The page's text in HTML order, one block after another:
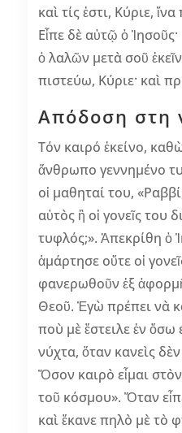
καὶ τίς ἐστι, Κύριε,
Εἶπε δὲ αὐτῷ ὁ
ὁ λαλῶν μετὰ σοῦ
πιστεύω, Κύριε· καὶ
Απόδοση στη
Τόν καιρό ἐκείνο,
ἄνθρωπο γεννημένο
οἱ μαθηταί του,
αὐτὸς ἢ οἱ γονεῖς του
τυφλός;». Ἀπεκρίθη ὁ
ἁμάρτησε οὔτε οἱ
φανερωθοῦν ἐξ
Θεοῦ. Ἐγὼ πρέπει νὰ
ποὺ μὲ ἔστειλε ἐν ὅσω
νύχτα, ὅταν κανεὶς
Ὅσον καιρὸ εἶμαι
τοῦ κόσμου». Ὅταν
καὶ ἔκανε πηλὸ μὲ τὸ